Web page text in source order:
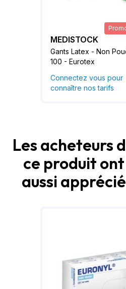
MEDISTOCK
Gants Latex - Non
100 - Eurotex
Connectez vous pour
connaître nos tarifs
Les acheteurs
ce produit ont
aussi apprécié